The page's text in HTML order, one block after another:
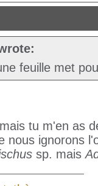
feuille met
tu m'en as
nous ignorons
sp. mais